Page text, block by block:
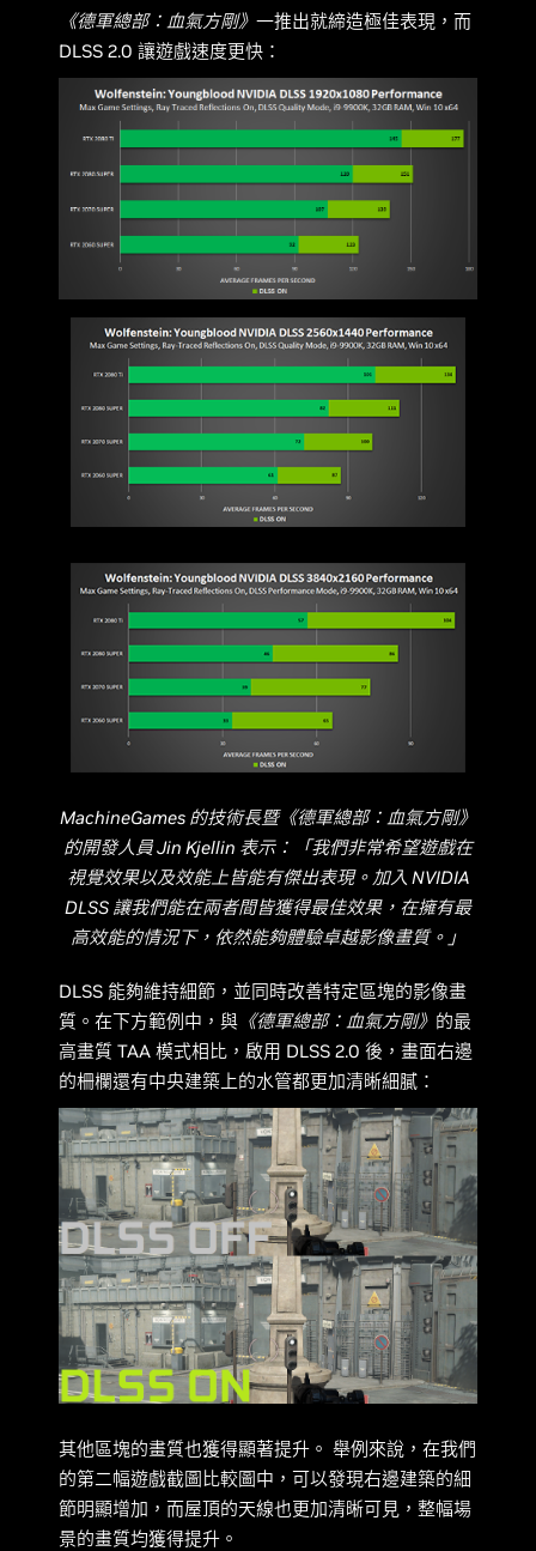
《德軍總部：血氣方剛》一推出就締造極佳表現，而
DLSS 2.0 讓遊戲速度更快：
MachineGames 的技術長暨《德軍總部：血氣方剛》
的開發人員 Jin Kjellin 表示：「我們非常希望遊戲在
視覺效果以及效能上皆能有傑出表現。加入 NVIDIA
DLSS 讓我們能在兩者間皆獲得最佳效果，在擁有最
高效能的情況下，依然能夠體驗卓越影像畫質。」
DLSS 能夠維持細節，並同時改善特定區塊的影像畫
質。在下方範例中，與 《德軍總部：血氣方剛》 的最
高畫質 TAA 模式相比，啟用 DLSS 2.0 後，畫面右邊
的柵欄還有中央建築上的水管都更加清晰細膩：
其他區塊的畫質也獲得顯著提升。 舉例來說，在我們
的第二幅遊戲截圖比較圖中，可以發現右邊建築的細
節明顯增加，而屋頂的天線也更加清晰可見，整幅場
景的畫質均獲得提升。